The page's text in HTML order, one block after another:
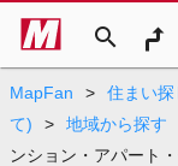
search
MapFan > 住まい探
て)
> 地域から探す
ンション・アパート